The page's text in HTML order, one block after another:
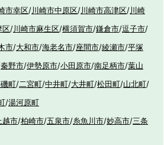
市幸区/川崎市中原区/川崎市高津区/川崎
区/川崎市麻生区/横須賀市/鎌倉市/逗子市/
市/大和市/海老名市/座間市/綾瀬市/平塚
秦野市/伊勢原市/小田原市/南足柄市/葉山
町/二宮町/中井町/大井町/松田町/山北町/
/湯河原町
越市/柏崎市/五泉市/糸魚川市/妙高市/三条